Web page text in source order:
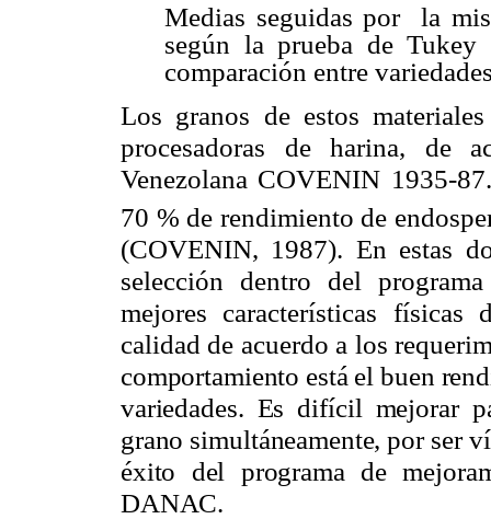
Medias seguidas por la
según la prueba de Tukey
comparación entre
Los granos de estos
procesadoras de harina, de
Venezolana COVENIN 1935-
70 % de rendimiento de
(COVENIN, 1987). En estas
selección dentro del
mejores características físicas
calidad de acuerdo a los
comportamiento está el buen
variedades. Es difícil mejorar
grano simultáneamente, por ser
éxito del programa de
DANAC.